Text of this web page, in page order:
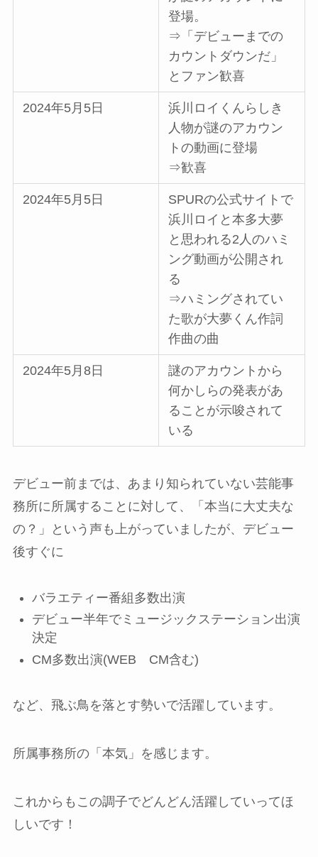
登場。
⇒「デビューまでの
カウントダウンだ」
とファン歓喜
2024年5月5日
浜川ロイくんらしき
人物が謎のアカウン
トの動画に登場
⇒歓喜
2024年5月5日
SPURの公式サイトで
浜川ロイと本多大夢
と思われる2人のハミ
ング動画が公開され
る
⇒ハミングされてい
た歌が大夢くん作詞
作曲の曲
2024年5月8日
謎のアカウントから
何かしらの発表があ
ることが示唆されて
いる
デビュー前までは、あまり知られていない芸能事
務所に所属することに対して、「本当に大丈夫な
の？」という声も上がっていましたが、デビュー
後すぐに
バラエティー番組多数出演
デビュー半年でミュージックステーション出演
決定
CM多数出演(WEB CM含む)
など、飛ぶ鳥を落とす勢いで活躍しています。
所属事務所の「本気」を感じます。
これからもこの調子でどんどん活躍していってほ
しいです！